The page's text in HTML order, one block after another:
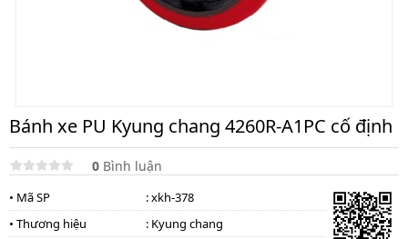
Bánh xe PU Kyung chang 4260R-A1PC cố định
0 Bình luận
• Mã SP
: xkh-378
• Thương hiệu
: Kyung chang